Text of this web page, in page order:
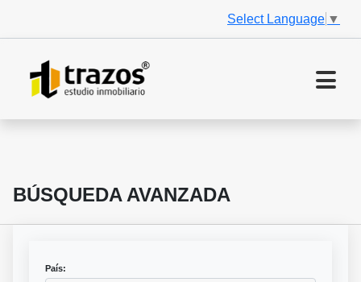
Select Language ▼
BÚSQUEDA AVANZADA
País: